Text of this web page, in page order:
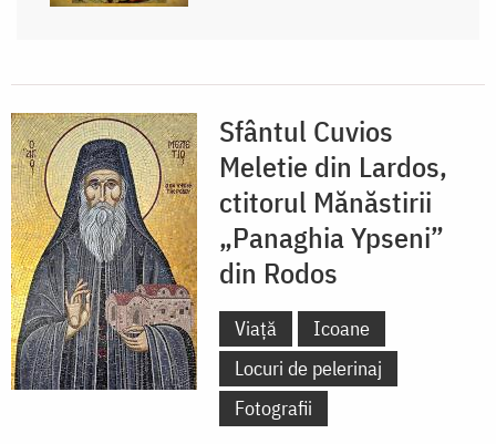
Sfântul Cuvios
Meletie din Lardos,
ctitorul Mănăstirii
„Panaghia Ypseni”
din Rodos
Viață
Icoane
Locuri de pelerinaj
Fotografii